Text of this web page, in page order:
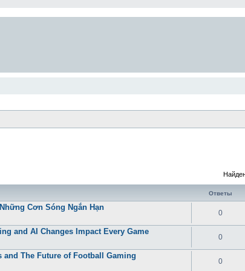
Ответы
Cơn Sóng Ngắn Hạn
0
and AI Changes Impact Every Game
0
and The Future of Football Gaming
0